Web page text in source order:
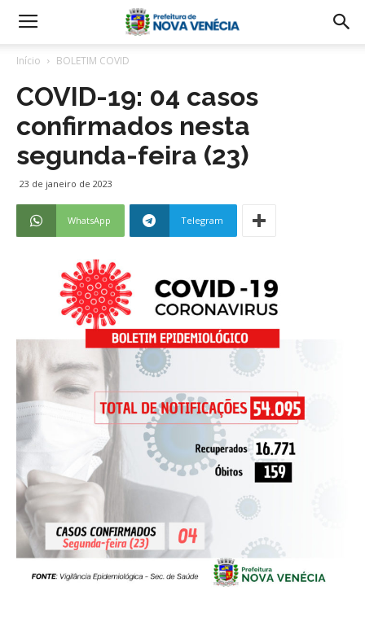
Início BOLETIM COVID
COVID-19: 04 casos
confirmados nesta
segunda-feira (23)
23 de janeiro de 2023
WhatsApp Telegram